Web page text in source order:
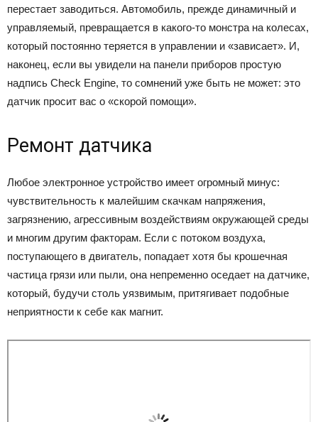
перестает заводиться. Автомобиль, прежде динамичный и
управляемый, превращается в какого-то монстра на колесах,
который постоянно теряется в управлении и «зависает». И,
наконец, если вы увидели на панели приборов простую
надпись Check Engine, то сомнений уже быть не может: это
датчик просит вас о «скорой помощи».
Ремонт датчика
Любое электронное устройство имеет огромный минус:
чувствительность к малейшим скачкам напряжения,
загрязнению, агрессивным воздействиям окружающей среды
и многим другим факторам. Если с потоком воздуха,
поступающего в двигатель, попадает хотя бы крошечная
частица грязи или пыли, она непременно оседает на датчике,
который, будучи столь уязвимым, притягивает подобные
неприятности к себе как магнит.